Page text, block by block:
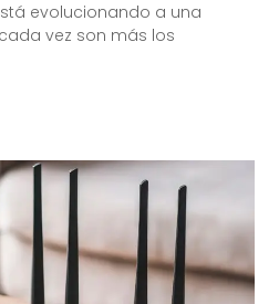
evolucionando a una
vez son más los